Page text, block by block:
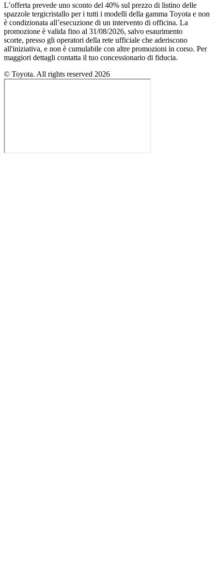
L’offerta prevede uno sconto del 40% sul prezzo di listino delle
spazzole tergicristallo per i tutti i modelli della gamma Toyota e non
è condizionata all’esecuzione di un intervento di officina. La
promozione è valida fino al 31/08/2026, salvo esaurimento
scorte, presso gli operatori della rete ufficiale che aderiscono
all'iniziativa, e non è cumulabile con altre promozioni in corso. Per
maggiori dettagli contatta il tuo concessionario di fiducia.
© Toyota. All rights reserved 2026